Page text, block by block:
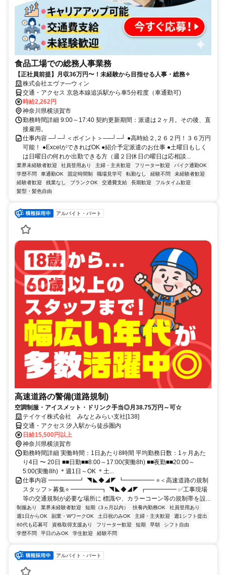
食品工場での総務人事業務
【正社員前提】月収36万円〜！未経験から目指せる人事・総務✧
株式会社エヴァ―ウィン
交通・アクセス 京急本線追浜駅から車5分程度（車通勤可)
時給2,262円
神奈川県横須賀市
勤務時間詳細 9:00～17:40 契約更新期間：派遣は２ヶ月。その後、直
接雇用。
仕事内容 ─┘─┘＜ポイント＞──┘─┘ ●高時給２,２６２円！３６万円
可能！ ●ExcelができればOK ●紹介予定派遣のお仕事 ●土曜日もしく
は日曜日の何れか出勤できる方（週２日休日の曜日は応相談...
業界未経験者歓迎 社員登用あり 主婦・主夫歓迎 フリーター歓迎
バイク通勤OK
学歴不問
車通勤OK 固定時間制 職場見学可 転勤なし 経験不問
未経験者歓迎
経験者歓迎
残業なし ブランクOK 交通費支給 長期歓迎
フルタイム歓迎
髪型・髪色自由
アルバイト・パート
高速道路の警備(道路規制)
空調制服・アイスメット・ドリンク手当◎月38.75万円～可☆
テイケイ株式会社 みなとみらい支社[138]
交通・アクセス 汐入駅から徒歩圏内
日給15,500円以上
神奈川県横須賀市
勤務時間詳細 実働時間：1日あたり8時間 平均勤務日数：1ヶ月あた
り4日 〜 20日 ■■日勤■■8:00～17:00(実働8h) ■■夜勤■■20:00～
5:00(実働8h) ＊週1日～OK ＊土...
仕事内容 ━━━━━┛ ◥◣◆◢◤ ┗━━━━━ ⭐＜高速道路の規制
スタッフ＞募集⭐ ━━━━━┓ ◥◣◆◢◤ ┏━━━━━ ✅工事現場
等の交通規制が必要な場所に 標識や、カラーコーン等の規制帯を設...
制服あり 業界未経験者歓迎 短期（3ヵ月以内） 扶養内勤務OK
社員登用あり
週1日からOK
副業・WワークOK 土日祝のみOK 主婦・主夫歓迎
週1シフト提出
60代も応募可
資格取得支援あり フリーター歓迎 短期 早朝
シフト自由
学歴不問
平日のみOK 学生歓迎 経験不問
アルバイト・パート